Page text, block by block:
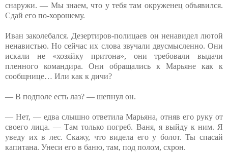
снаружи. — Мы знаем, что у тебя там окруженец объявился.
Сдай его по-хорошему.
Иван заколебался. Дезертиров-полицаев он ненавидел лютой
ненавистью. Но сейчас их слова звучали двусмысленно. Они
искали не «хозяйку притона», они требовали выдачи
пленного командира. Они обращались к Марьяне как к
сообщнице… Или как к дичи?
— В подполе есть лаз? — шепнул он.
— Нет, — едва слышно ответила Марьяна, отняв его руку от
своего лица. — Там только погреб. Ваня, я выйду к ним. Я
уведу их в лес. Скажу, что видела его у болот. Ты спасай
капитана. Унеси его в баню, там, под полом, схрон.